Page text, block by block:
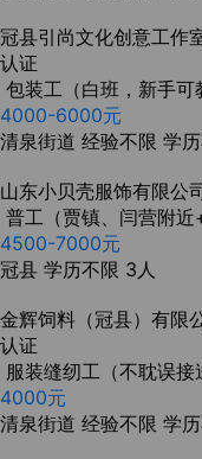
冠县引尚文化创意工作
认证
包装工（白班，新手可
4000-6000元
清泉街道 经验不限 学
山东小贝壳服饰有限公
普工（贾镇、闫营附近
4500-7000元
冠县 学历不限 3人
金辉饲料（冠县）有限
认证
服装缝纫工（不耽误接
4000元
清泉街道 经验不限 学